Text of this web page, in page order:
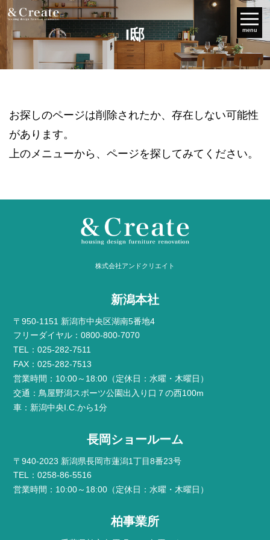
menu
I邸
お探しのページは削除されたか、存在しない可能性
があります。
上のメニューから、ページを探してみてください。
株式会社アンドクリエイト
新潟本社
〒950-1151 新潟市中央区湖南5番地4
フリーダイヤル：0800-800-7070
TEL：025-282-7511
FAX：025-282-7513
営業時間：10:00～18:00（定休日：水曜・木曜日）
交通：鳥屋野潟スポーツ公園出入り口７の西100m
車：新潟中央I.C.から1分
長岡ショールーム
〒940-2023 新潟県長岡市蓮潟1丁目8番23号
TEL：0258-86-5516
営業時間：10:00～18:00（定休日：水曜・木曜日）
柏事業所